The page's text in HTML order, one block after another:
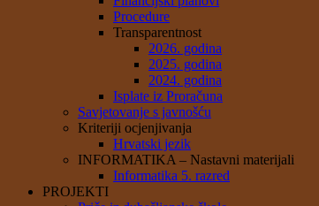
Procedure
Transparentnost
2026. godina
2025. godina
2024. godina
Isplate iz Proračuna
Savjetovanje s javnošću
Kriteriji ocjenjivanja
Hrvatski jezik
INFORMATIKA – Nastavni materijali
Informatika 5. razred
PROJEKTI